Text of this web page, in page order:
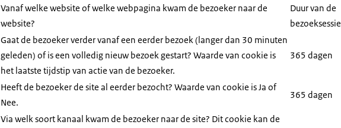
Vanaf welke website of welke webpagina kwam de bezoeker naar de
website?
Duur van de
bezoeksessie
Gaat de bezoeker verder vanaf een eerder bezoek (langer dan 30 minuten
geleden) of is een volledig nieuw bezoek gestart? Waarde van cookie is
het laatste tijdstip van actie van de bezoeker.
365 dagen
Heeft de bezoeker de site al eerder bezocht? Waarde van cookie is Ja of
Nee.
365 dagen
Via welk soort kanaal kwam de bezoeker naar de site? Dit cookie kan de